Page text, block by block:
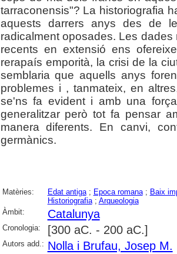
tarraconensis"? La historiografia
aquests darrers anys des de
radicalment oposades. Les
recents en extensió ens
rerapaís emporità, la crisi de la
semblaria que aquells anys
problemes i , tanmateix, en
se'ns fa evident i amb una
generalitzar però tot fa pensar
manera diferents. En canvi,
germànics.
Matèries: Edat antiga; Epoca romana; Baix
Historiografia; Arqueologia
Àmbit:
Catalunya
Cronologia: [300 aC. - 200 aC.]
Autors add.: Nolla i Brufau, Josep M.